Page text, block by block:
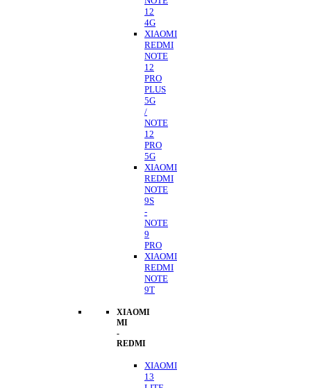
12
4G
XIAOMI
REDMI
NOTE
12
PRO
PLUS
5G
/
NOTE
12
PRO
5G
XIAOMI
REDMI
NOTE
9S
-
NOTE
9
PRO
XIAOMI
REDMI
NOTE
9T
XIAOMI
MI
-
REDMI
XIAOMI
13